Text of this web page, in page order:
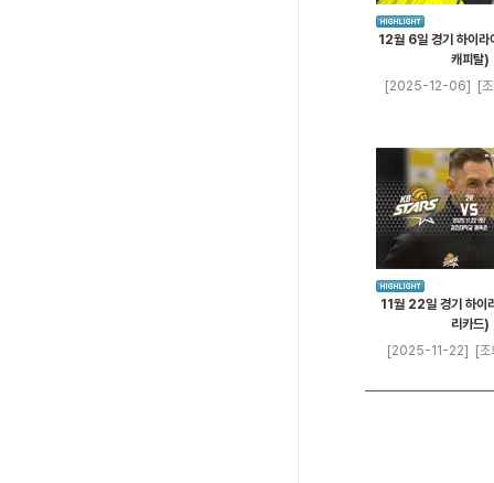
12월 6일 경기 하이
캐피탈)
[2025-12-06]
[
11월 22일 경기 하이
리카드)
[2025-11-22]
[